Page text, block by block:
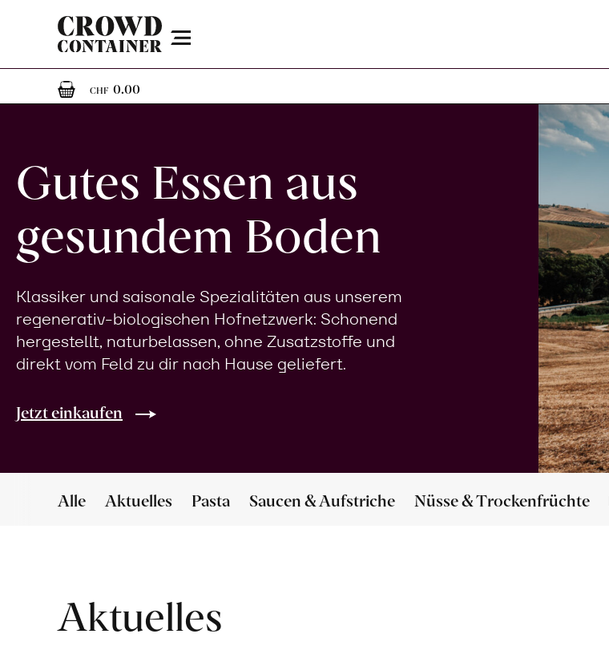
Menu
CHF 0.000 Artikel im Warenkorb
Gutes Essen aus
gesundem Boden
Klassiker und saisonale Spezialitäten aus unserem
regenerativ-biologischen Hofnetzwerk: Schonend
hergestellt, naturbelassen, ohne Zusatzstoffe und
direkt vom Feld zu dir nach Hause geliefert.
Jetzt einkaufen
Alle Aktuelles Pasta Saucen & Aufstriche Nüsse & Trockenfrüchte
Aktuelles